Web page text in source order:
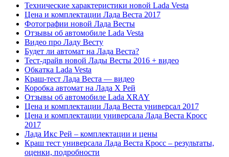
Технические характеристики новой Lada Vesta
Цена и комплектации Лада Веста 2017
Фотографии новой Лада Весты
Отзывы об автомобиле Lada Vesta
Видео про Ладу Весту
Будет ли автомат на Лада Веста?
Тест-драйв новой Лады Весты 2016 + видео
Обкатка Lada Vesta
Краш-тест Лада Веста — видео
Коробка автомат на Лада Х Рей
Отзывы об автомобиле Lada XRAY
Цена и комплектации Лада Веста универсал 2017
Цена и комплектации универсала Лада Веста Кросс
2017
Лада Икс Рей – комплектации и цены
Краш тест универсала Лада Веста Кросс – результаты,
оценки, подробности